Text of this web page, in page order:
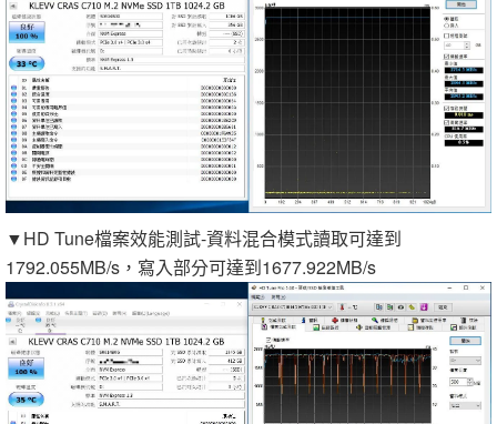
▼HD Tune檔案效能測試-資料混合模式讀取可達到
1792.055MB/s，寫入部分可達到1677.922MB/s